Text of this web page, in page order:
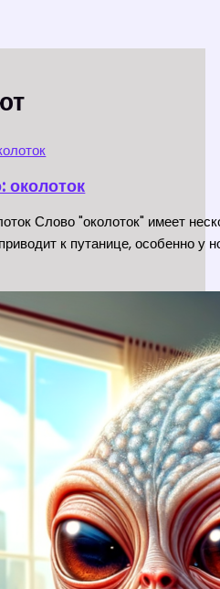
околоток
Слово "околоток" имеет
к путанице, особенно у